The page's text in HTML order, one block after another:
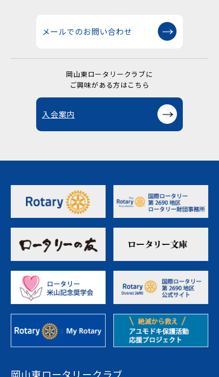
メールでのお問い合わせ
岡山東ロータリークラブに
ご興味がある方はこちら
入会案内
岡山東ロータリークラブ